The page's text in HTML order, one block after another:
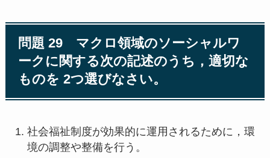
問題 29 マクロ領域のソーシャルワ
ークに関する次の記述のうち，適切な
ものを 2つ選びなさい。
社会福祉制度が効果的に運用されるために，環
境の調整や整備を行う。